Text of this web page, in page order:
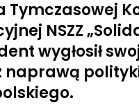
Tymczasowej
NSZZ
wygłosił
naprawą